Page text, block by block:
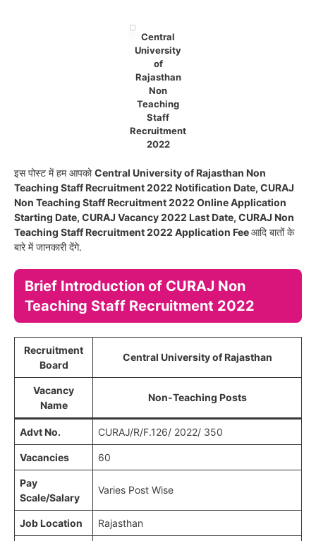
Central
University
of
Rajasthan
Non
Teaching
Staff
Recruitment
2022
इस पोस्ट में हम आपकोCentral University of Rajasthan Non
Teaching Staff Recruitment 2022 Notification Date, CURAJ
Non Teaching Staff Recruitment 2022 Online Application
Starting Date, CURAJ Vacancy 2022 Last Date, CURAJ Non
Teaching Staff Recruitment 2022 Application Feeआदि बातों के
बारे में जानकारी देंगे.
Brief Introduction of CURAJ Non
Teaching Staff Recruitment 2022
Recruitment
Board
Central University of Rajasthan
Vacancy
Name
Non-Teaching Posts
Advt No. CURAJ/R/F.126/ 2022/ 350
Vacancies 60
Pay
Scale/Salary
Varies Post Wise
Job Location Rajasthan